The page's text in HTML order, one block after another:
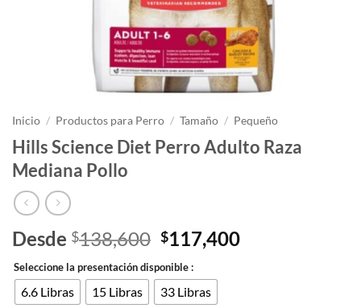
Inicio / Productos para Perro / Tamaño / Pequeño
Hills Science Diet Perro Adulto Raza
Mediana Pollo
Desde $138,600 El
precio
original
era:
$117,400El
Seleccione la presentación disponible :
6.6 Libras 15 Libras 33 Libras